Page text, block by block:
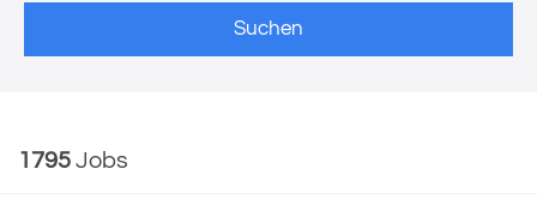
Suchen
1795 Jobs